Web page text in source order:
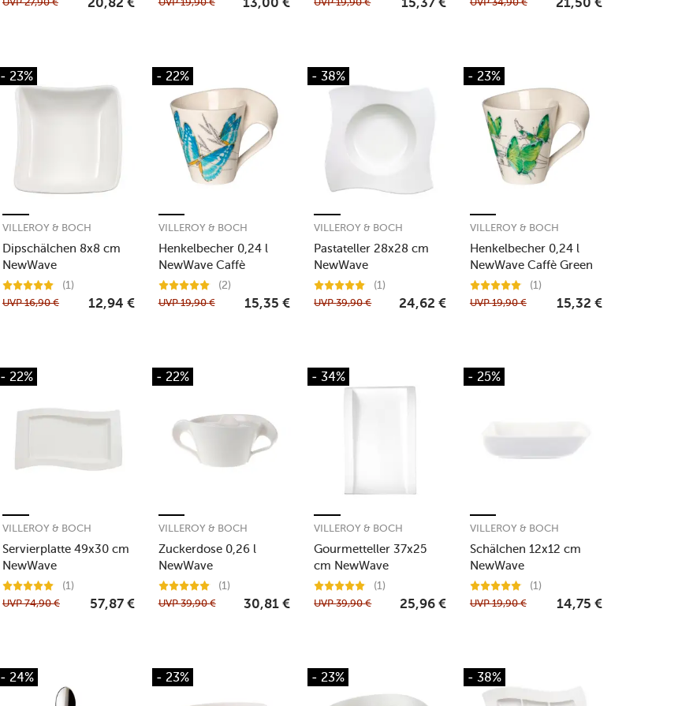
20,82 € 13,00 € 15,37 € 21,50 €
- 23%
Dipschälchen 8x8 cm
NewWave
VILLEROY & BOCH
(1)
UVP16,90 € 12,94 €
- 22%
Henkelbecher 0,24 l
NewWave Caffè
Morpho cypris
VILLEROY & BOCH
(2)
UVP19,90 € 15,35 €
- 38%
Pastateller 28x28 cm
NewWave
VILLEROY & BOCH
(1)
UVP39,90 € 24,62 €
- 23%
Henkelbecher 0,24 l
NewWave Caffè Green
hairstreak
VILLEROY & BOCH
(1)
UVP19,90 € 15,32 €
- 22%
Servierplatte 49x30 cm
NewWave
VILLEROY & BOCH
(1)
UVP74,90 € 57,87 €
- 22%
Zuckerdose 0,26 l
NewWave
VILLEROY & BOCH
(1)
UVP39,90 € 30,81 €
- 34%
Gourmetteller 37x25
cm NewWave
VILLEROY & BOCH
(1)
UVP39,90 € 25,96 €
- 25%
Schälchen 12x12 cm
NewWave
VILLEROY & BOCH
(1)
UVP19,90 € 14,75 €
- 24% - 23% - 23% - 38%